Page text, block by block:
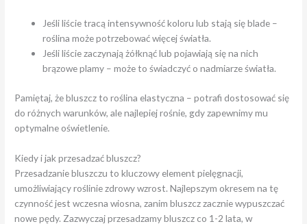
Jeśli liście tracą intensywność koloru lub stają się blade –
roślina może potrzebować więcej światła.
Jeśli liście zaczynają żółknąć lub pojawiają się na nich
brązowe plamy – może to świadczyć o nadmiarze światła.
Pamiętaj, że bluszcz to roślina elastyczna – potrafi dostosować się
do różnych warunków, ale najlepiej rośnie, gdy zapewnimy mu
optymalne oświetlenie.
Kiedy i jak przesadzać bluszcz?
Przesadzanie bluszczu to kluczowy element pielęgnacji,
umożliwiający roślinie zdrowy wzrost. Najlepszym okresem na tę
czynność jest wczesna wiosna, zanim bluszcz zacznie wypuszczać
nowe pędy. Zazwyczaj przesadzamy bluszcz co 1-2 lata, w